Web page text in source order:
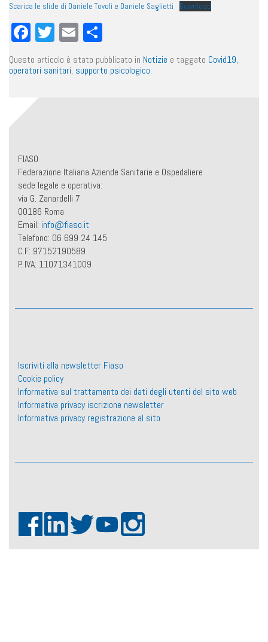
Scarica le slide di Daniele Tovoli e Daniele Saglietti Download
Facebook
Twitter
Email
Questo articolo è stato pubblicato in Notizie e taggato Covid19,
operatori sanitari, supporto psicologico.
FIASO
Federazione Italiana Aziende Sanitarie e Ospedaliere
sede legale e operativa:
via G. Zanardelli 7
00186 Roma
Email: info@fiaso.it
Telefono: 06 699 24 145
C.F.: 97152190589
P. IVA: 11071341009
Iscriviti alla newsletter Fiaso
Cookie policy
Informativa sul trattamento dei dati degli utenti del sito web
Informativa privacy iscrizione newsletter
Informativa privacy registrazione al sito